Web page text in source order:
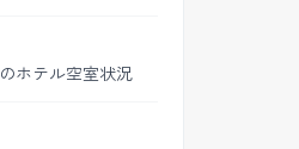
ホテル空室状況